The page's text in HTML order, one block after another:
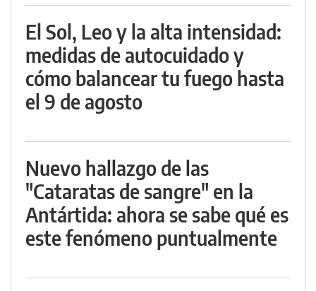
El Sol, Leo y la alta intensidad:
medidas de autocuidado y
cómo balancear tu fuego hasta
el 9 de agosto
Nuevo hallazgo de las
"Cataratas de sangre" en la
Antártida: ahora se sabe qué es
este fenómeno puntualmente